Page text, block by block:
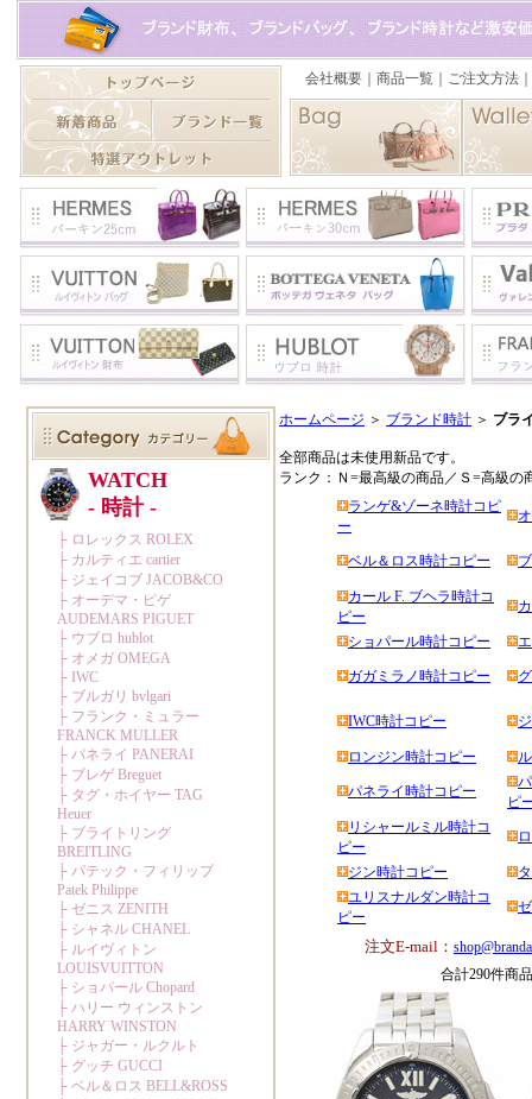
ホームページ ＞ ブランド時計 ＞ ブラ
全部商品は未使用新品です。
ランク：Ｎ=最高級の商品／Ｓ=高級の
ランゲ&ゾーネ時計コピ
ー
ベル＆ロス時計コピー
カール F. ブヘラ時計コ
ピー
ショパール時計コピー
ガガミラノ時計コピー
IWC時計コピー
ロンジン時計コピー
パネライ時計コピー
ピ
リシャールミル時計コ
ピー
ジン時計コピー
ユリスナルダン時計コ
ピー
注文E-mail：
合計290件商